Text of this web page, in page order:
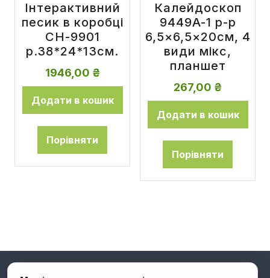
Інтерактивний
песик в коробці
CH-9901
р.38*24*13см.
1946,00 ₴
Додати в кошик
Порівняти
Калейдоскоп
9449A-1 р-р
6,5×6,5×20см, 4
види мікс,
планшет
267,00 ₴
Додати в кошик
Порівняти